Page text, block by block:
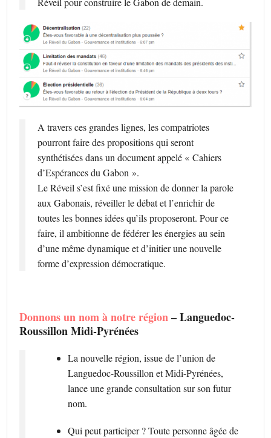
A travers ces grandes lignes, les compatriotes
pourront faire des propositions qui seront
synthétisées dans un document appelé « Cahiers
d’Espérances du Gabon ».
Le Réveil s’est fixé une mission de donner la parole
aux Gabonais, réveiller le débat et l’enrichir de
toutes les bonnes idées qu’ils proposeront. Pour ce
faire, il ambitionne de fédérer les énergies au sein
d’une même dynamique et d’initier une nouvelle
forme d’expression démocratique.
Donnons un nom à notre région– Languedoc-
Roussillon Midi-Pyrénées
La nouvelle région, issue de l’union de
Languedoc-Roussillon et Midi-Pyrénées,
lance une grande consultation sur son futur
nom.
Qui peut participer ? Toute personne âgée de